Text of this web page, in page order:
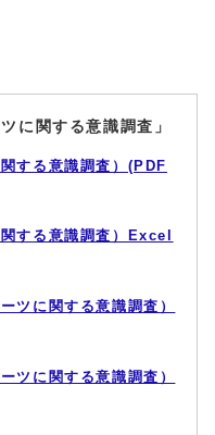
に関する意識調査」
する意識調査）(PDF
する意識調査）Excel
ツに関する意識調査）
ツに関する意識調査）